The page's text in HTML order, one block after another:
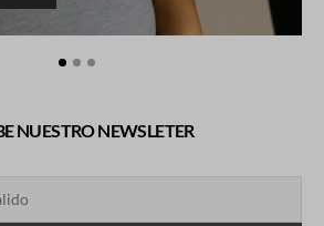
NUESTRO NEWSLETER